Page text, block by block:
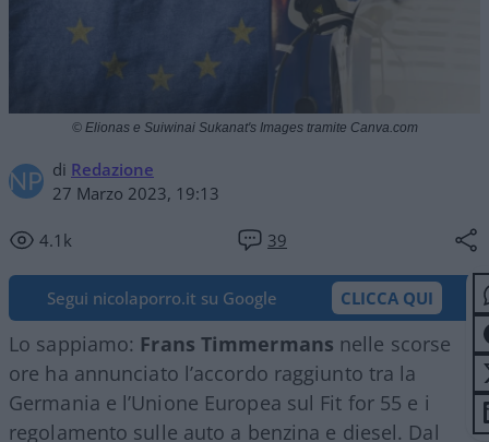
di Redazione
27 Marzo 2023, 19:13
4.1k 39
© Elionas e Suiwinai Sukanat's Images tramite Canva.com
Segui nicolaporro.it su Google CLICCA QUI
Lo sappiamo: Frans Timmermans nelle scorse
ore ha annunciato l’accordo raggiunto tra la
Germania e l’Unione Europea sul Fit for 55 e i
regolamento sulle auto a benzina e diesel. Dal